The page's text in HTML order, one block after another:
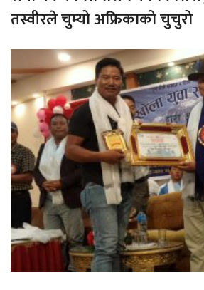
तस्वीरले चुम्यो अफ्रिकाको चुचुरो